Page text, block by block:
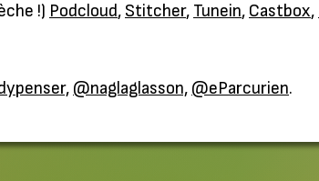
!) Podcloud, Stitcher, Tunein, Castbox,
@naglaglasson, @eParcurien.